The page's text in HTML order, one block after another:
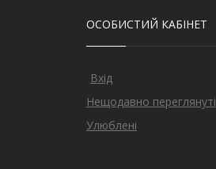
ОСОБИСТИЙ КАБІНЕТ
Вхід
Нещодавно переглянуті
Улюблені